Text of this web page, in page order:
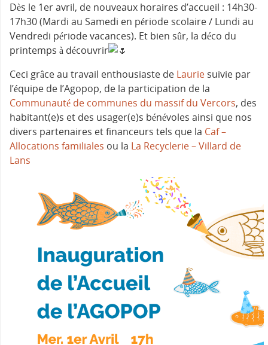
Dès le 1er avril, de nouveaux horaires d’accueil : 14h30-
17h30 (Mardi au Samedi en période scolaire / Lundi au
Vendredi période vacances). Et bien sûr, la déco du
printemps à découvrir
Ceci grâce au travail enthousiaste de Laurie suivie par
l’équipe de l’Agopop, de la participation de la
Communauté de communes du massif du Vercors, des
habitant(e)s et des usager(e)s bénévoles ainsi que nos
divers partenaires et financeurs tels que la Caf –
Allocations familiales ou la La Recyclerie – Villard de
Lans